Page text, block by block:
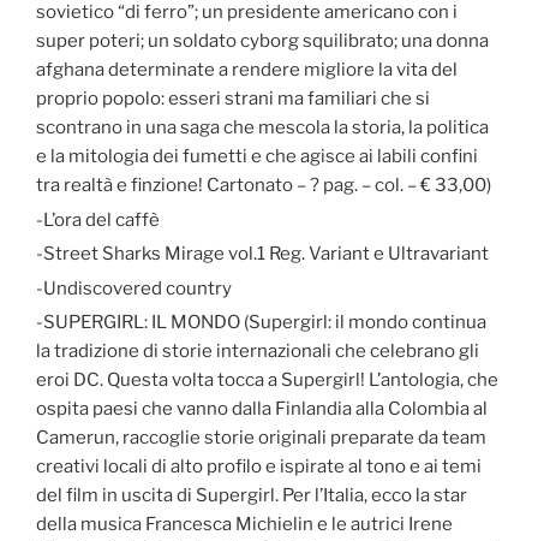
sovietico “di ferro”; un presidente americano con i
super poteri; un soldato cyborg squilibrato; una donna
afghana determinate a rendere migliore la vita del
proprio popolo: esseri strani ma familiari che si
scontrano in una saga che mescola la storia, la politica
e la mitologia dei fumetti e che agisce ai labili confini
tra realtà e finzione! Cartonato – ? pag. – col. – € 33,00)
-L’ora del caffè
-Street Sharks Mirage vol.1 Reg. Variant e Ultravariant
-Undiscovered country
-SUPERGIRL: IL MONDO (Supergirl: il mondo continua
la tradizione di storie internazionali che celebrano gli
eroi DC. Questa volta tocca a Supergirl! L’antologia, che
ospita paesi che vanno dalla Finlandia alla Colombia al
Camerun, raccoglie storie originali preparate da team
creativi locali di alto profilo e ispirate al tono e ai temi
del film in uscita di Supergirl. Per l’Italia, ecco la star
della musica Francesca Michielin e le autrici Irene